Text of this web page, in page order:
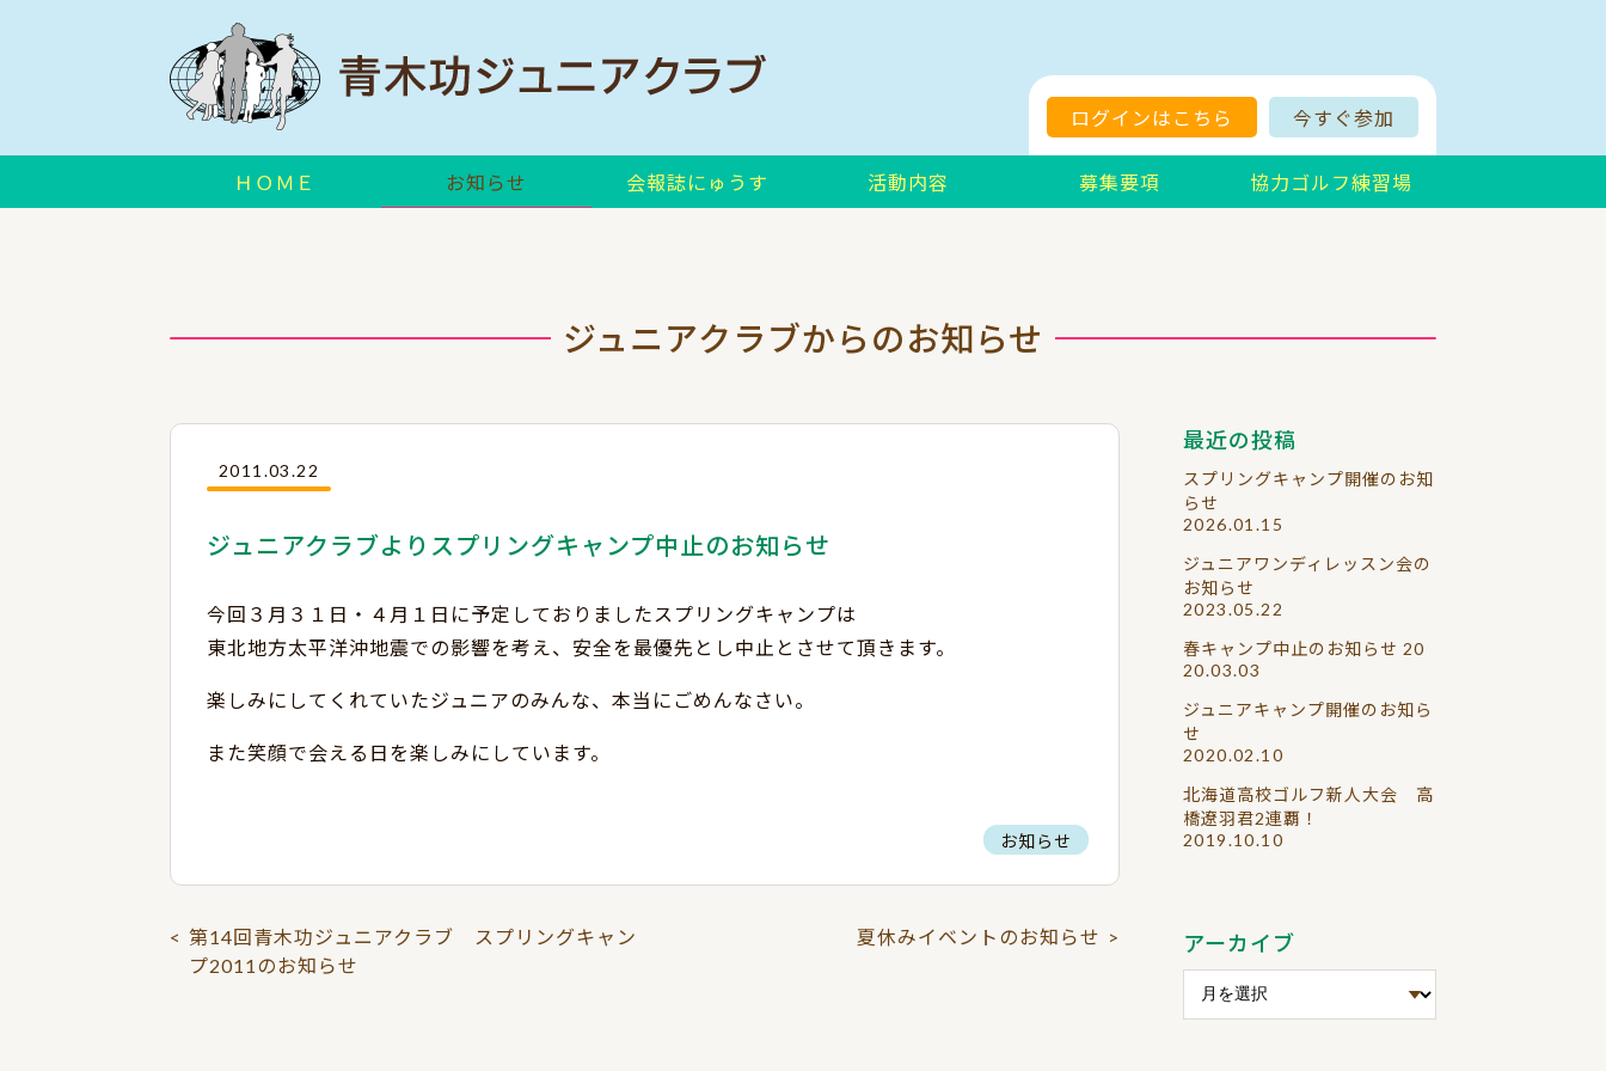
ログインはこちら 今すぐ参加
ＨＯＭＥ お知らせ 会報誌にゅうす 活動内容 募集要項 協力ゴルフ練習場
ジュニアクラブからのお知らせ
2011.03.22
ジュニアクラブよりスプリングキャンプ中止のお知らせ
今回３月３１日・４月１日に予定しておりましたスプリングキャンプは
東北地方太平洋沖地震での影響を考え、安全を最優先とし中止とさせて頂きます。
楽しみにしてくれていたジュニアのみんな、本当にごめんなさい。
また笑顔で会える日を楽しみにしています。
お知らせ
< 第14回青木功ジュニアクラブ スプリングキャン
プ2011のお知らせ
夏休みイベントのお知らせ >
最近の投稿
スプリングキャンプ開催のお知
らせ
2026.01.15
ジュニアワンディレッスン会の
お知らせ
2023.05.22
春キャンプ中止のお知らせ 20
20.03.03
ジュニアキャンプ開催のお知ら
せ
2020.02.10
北海道高校ゴルフ新人大会 高
橋遼羽君2連覇！
2019.10.10
アーカイブ